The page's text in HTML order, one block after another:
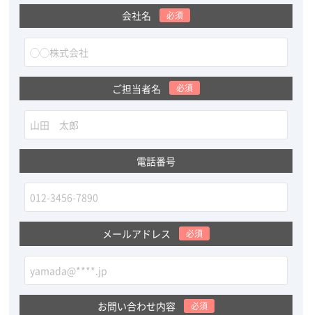
会社名 必須
ご担当者名 必須
電話番号
メールアドレス 必須
お問い合わせ内容 必須